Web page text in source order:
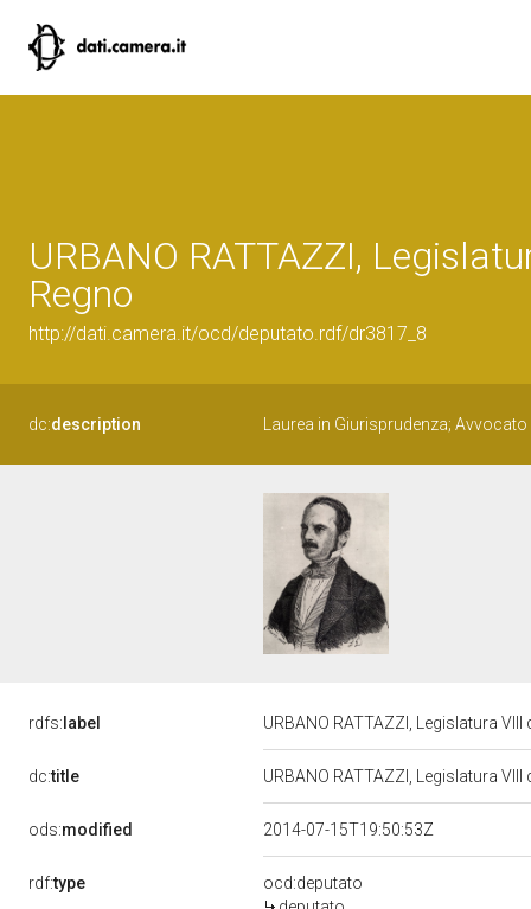
URBANO RATTAZZI,
Regno
http://dati.camera.it/ocd/deputato.rdf/dr3817_8
dc:description Laurea in Giurisprudenza; Avvocato
rdfs: label URBANO RATTAZZI, Legislatura
dc:title URBANO RATTAZZI, Legislatura
ods:modified 2014-07-15T19:50:53Z
rdf:type
ocd:deputato